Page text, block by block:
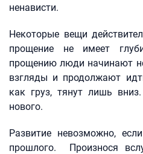
ненависти.
Некоторые вещи
прощение не имеет
прощению люди начинают
взгляды и продолжают
как груз, тянут лишь
нового.
Развитие невозможно,
прошлого. Произнося